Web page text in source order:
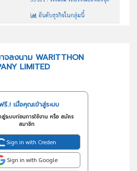
อันดับธุรกิจในกลุ่มนี้
จลงนาม WARITTHON
LIMITED
รี..! เมื่อคุณเข้าสู่ระบบ
ระบบก่อนการใช้งาน หรือ สมัคร
สมาชิก
Sign in with Creden
Sign in with Google